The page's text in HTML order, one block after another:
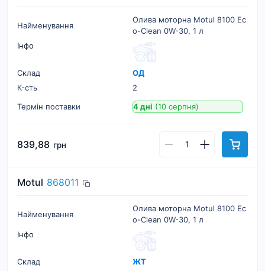
Найменування
Олива моторна Motul 8100 Ec
o-Clean 0W-30, 1 л
Інфо
Склад
ОД
К-cть
2
Термін поставки
4 дні (10 серпня)
839,88 грн
Motul 868011
Найменування
Олива моторна Motul 8100 Ec
o-Clean 0W-30, 1 л
Інфо
Склад
ЖТ